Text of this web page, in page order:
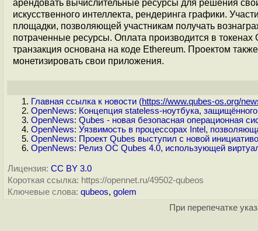
арендовать вычислительные ресурсы для решения
искусственного интеллекта, рендеринга графики.
площадки, позволяющей участникам получать
потраченные ресурсы. Оплата производится в
транзакция основана на коде Ethereum. Проектом
монетизировать свои приложения.
Главная ссылка к новости (https://www.qubes-os.org/
OpenNews: Концепция stateless-ноутбука,
OpenNews: Qubes - новая безопасная операционная
OpenNews: Уязвимость в процессорах Intel,
OpenNews: Проект Qubes выступил с новой
OpenNews: Релиз ОС Qubes 4.0, использующей
Лицензия: CC BY 3.0
Короткая ссылка: https://opennet.ru/49502-qubeos
Ключевые слова: qubeos, golem
При перепечатке